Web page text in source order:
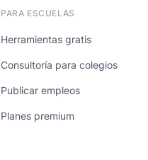
PARA ESCUELAS
Herramientas gratis
Consultoría para colegios
Publicar empleos
Planes premium